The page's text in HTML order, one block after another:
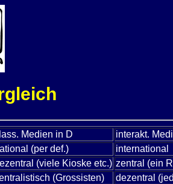
Medien in D
interakt.
(per def.)
international
(viele Kioske etc.) zentral (ein
(Grossisten)
dezentral